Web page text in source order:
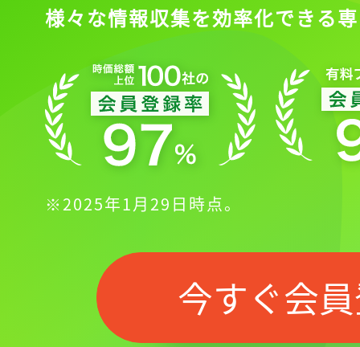
様々な情報収集を効率化できる
※2025年1月29日時点。
今すぐ会